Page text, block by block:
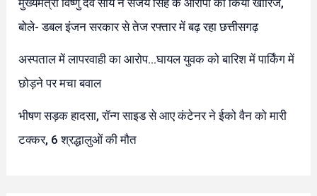
बोले- डबल इंजन सरकार से तेज रफ्तार में बढ़ रहा छत्तीसगढ़
अस्पताल में लापरवाही का आरोप…घायल युवक को बारिश में पार्किंग में
छोड़ने पर मचा बवाल
भीषण सड़क हादसा, रॉन्ग साइड से आए कंटेनर ने ईको वैन को मारी
टक्कर, 6 श्रद्धालुओं की मौत